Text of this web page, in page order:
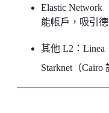
Elastic Network
能帳戶，吸引
其他 L2：Linea
Starknet（Cairo